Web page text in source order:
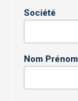
Société
Nom Prénom